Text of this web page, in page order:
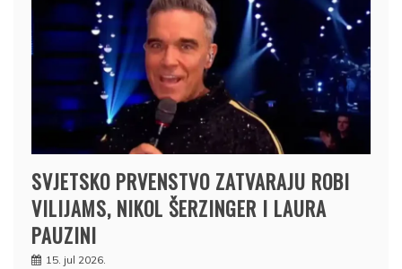
SVJETSKO PRVENSTVO ZATVARAJU ROBI
VILIJAMS, NIKOL ŠERZINGER I LAURA
PAUZINI
15. jul 2026.